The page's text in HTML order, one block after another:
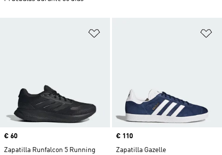
Precio
€ 60
Zapatilla Runfalcon 5 Running
Precio
€ 110
Zapatilla Gazelle